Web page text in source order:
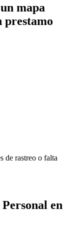
mapa
prestamo
de rastreo o falta
en